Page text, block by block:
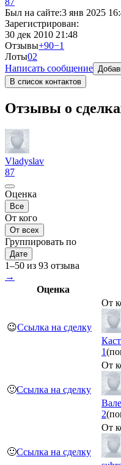
Был на сайте:3 янв 2025
Зарегистрирован:
30 дек 2010 21:48
Отзывы+90−1
Лоты02
Написать сообщение
В список контактов
Отзывы о
Vladyslav
87
Оценка
Все
От кого
От всех
Группировать по
Дате
1–50 из 93 отзыва
→
Оценка
😉Ссылка на сделку
От
1
🙂Ссылка на сделку
От
2
🙂Ссылка на сделку
От